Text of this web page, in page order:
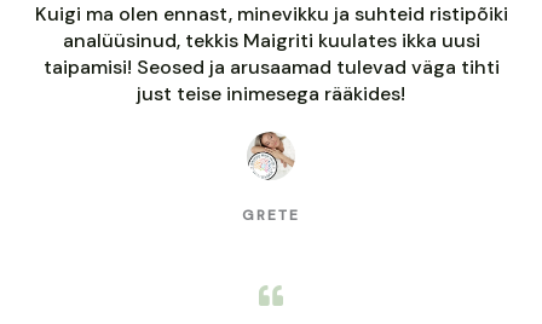
Kuigi ma olen ennast, minevikku ja suhteid ristipõiki
analüüsinud, tekkis Maigriti kuulates ikka uusi
taipamisi! Seosed ja arusaamad tulevad väga tihti
just teise inimesega rääkides!
GRETE